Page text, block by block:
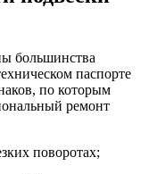
большинства
паспорте
по которым
ремонт
поворотах;